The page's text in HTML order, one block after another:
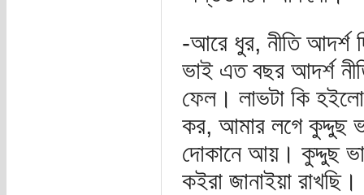
-আরে ধুর, নীতি আদর্শ
ভাই এত বছর আদর্শ
ফেল। লাভটা কি
কর, আমার লগে কুদ্দুছ
দোকানে আয়। কুদ্দুছ
কইরা জানাইয়া রাখছি।